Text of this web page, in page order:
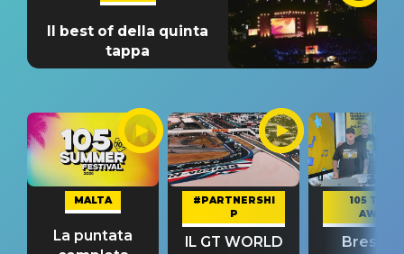
Il best of della quinta
tappa
MALTA
La puntata
#PARTNERSHI
P
IL GT WORLD
105 TAKE
AWAY
Bresh: